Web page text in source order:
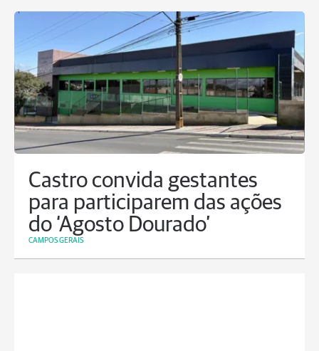
Castro convida gestantes
para participarem das ações
do ‘Agosto Dourado’
CAMPOS GERAIS